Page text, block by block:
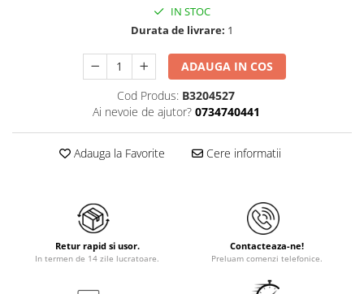
IN STOC
Durata de livrare: 1
ADAUGA IN COS
Cod Produs: B3204527
Ai nevoie de ajutor? 0734740441
Adauga la Favorite Cere informatii
Retur rapid si usor.
In termen de 14 zile lucratoare.
Contacteaza-ne!
Preluam comenzi telefonice.